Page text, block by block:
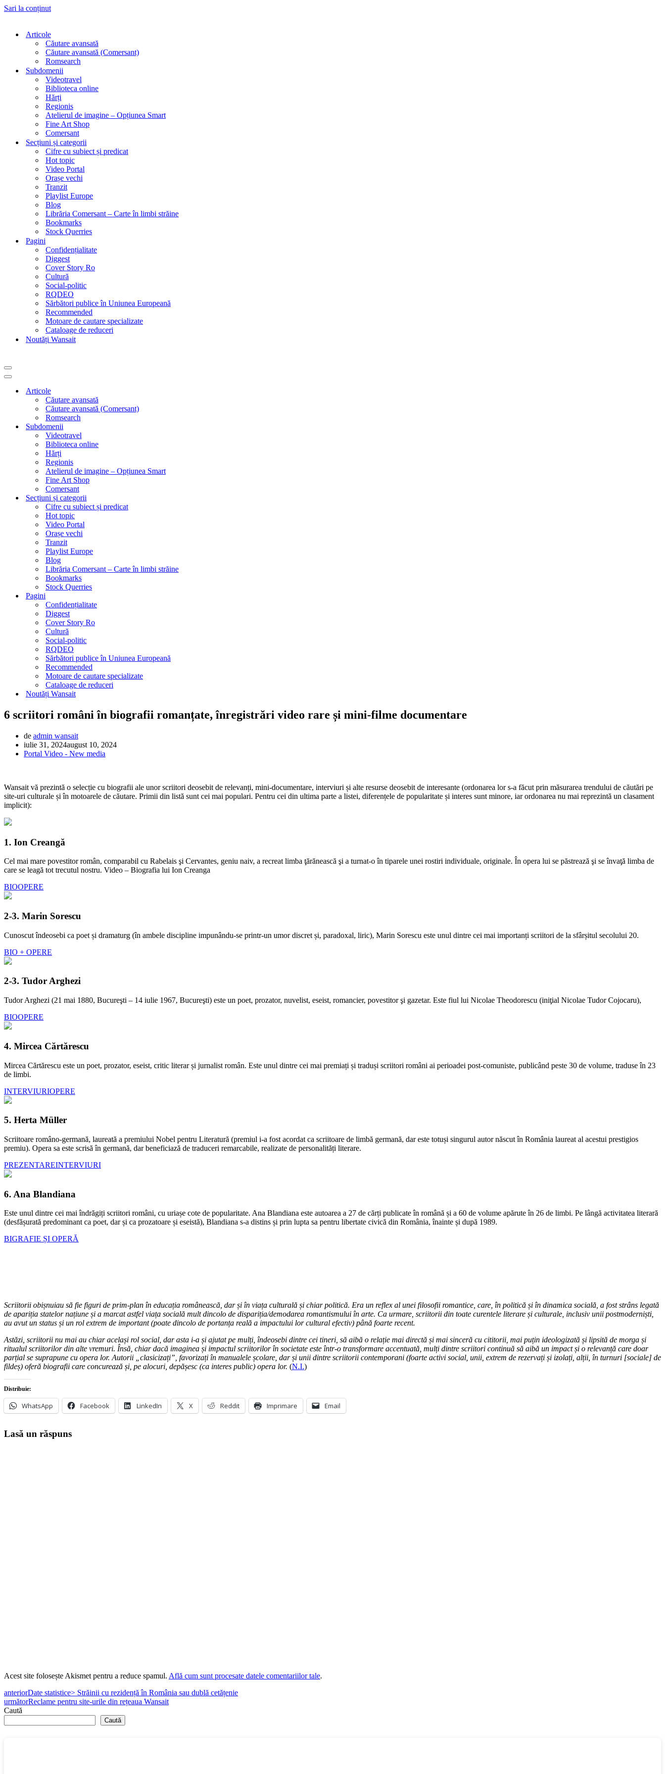
Sari la conținut
Articole
Căutare avansată
Căutare avansată (Comersant)
Romsearch
Subdomenii
Videotravel
Biblioteca online
Hărți
Regionis
Atelierul de imagine – Opțiunea Smart
Fine Art Shop
Comersant
Secțiuni și categorii
Cifre cu subiect și predicat
Hot topic
Video Portal
Orașe vechi
Tranzit
Playlist Europe
Blog
Librăria Comersant – Carte în limbi străine
Bookmarks
Stock Querries
Pagini
Confidențialitate
Diggest
Cover Story Ro
Cultură
Social-politic
RQDEO
Sărbători publice în Uniunea Europeană
Recommended
Motoare de cautare specializate
Cataloage de reduceri
Noutăți Wansait
Meniu
de
Meniu
navigareArticole
Căutare avansată
Căutare avansată (Comersant)
Romsearch
Subdomenii
Videotravel
Biblioteca online
Hărți
Regionis
Atelierul de imagine – Opțiunea Smart
Fine Art Shop
Comersant
Secțiuni și categorii
Cifre cu subiect și predicat
Hot topic
Video Portal
Orașe vechi
Tranzit
Playlist Europe
Blog
Librăria Comersant – Carte în limbi străine
Bookmarks
Stock Querries
Pagini
Confidențialitate
Diggest
Cover Story Ro
Cultură
Social-politic
RQDEO
Sărbători publice în Uniunea Europeană
Recommended
Motoare de cautare specializate
Cataloage de reduceri
Noutăți Wansait
6 scriitori români în biografii romanțate, înregistrări video rare și mini-filme documentare
de admin wansait
iulie 31, 2024august 10, 2024
Portal Video - New media
Wansait vă prezintă o selecție cu biografii ale unor scriitori deosebit de relevanți, mini-documentare, interviuri și alte resurse deosebit de interesante (ordonarea lor s-a făcut prin măsurarea trendului de căutări pe
site-uri culturale și în motoarele de căutare. Primii din listă sunt cei mai populari. Pentru cei din ultima parte a listei, diferențele de popularitate și interes sunt minore, iar ordonarea nu mai reprezintă un clasament
implicit):
1. Ion Creangă
Cel mai mare povestitor român, comparabil cu Rabelais şi Cervantes, geniu naiv, a recreat limba ţărănească şi a turnat-o în tiparele unei rostiri individuale, originale. În opera lui se păstrează şi se învaţă limba de
care se leagă tot trecutul nostru. Video – Biografia lui Ion Creanga
BIOOPERE
2-3. Marin Sorescu
Cunoscut îndeosebi ca poet și dramaturg (în ambele discipline impunându-se printr-un umor discret și, paradoxal, liric), Marin Sorescu este unul dintre cei mai importanți scriitori de la sfârșitul secolului 20.
BIO + OPERE
2-3. Tudor Arghezi
Tudor Arghezi (21 mai 1880, Bucureşti – 14 iulie 1967, Bucureşti) este un poet, prozator, nuvelist, eseist, romancier, povestitor şi gazetar. Este fiul lui Nicolae Theodorescu (iniţial Nicolae Tudor Cojocaru),
BIOOPERE
4. Mircea Cărtărescu
Mircea Cărtărescu este un poet, prozator, eseist, critic literar și jurnalist român. Este unul dintre cei mai premiați și traduși scriitori români ai perioadei post-comuniste, publicând peste 30 de volume, traduse în 23
de limbi.
INTERVIURIOPERE
5. Herta Müller
Scriitoare româno-germană, laureată a premiului Nobel pentru Literatură (premiul i-a fost acordat ca scriitoare de limbă germană, dar este totuși singurul autor născut în România laureat al acestui prestigios
premiu). Opera sa este scrisă în germană, dar beneficiază de traduceri remarcabile, realizate de personalități literare.
PREZENTAREINTERVIURI
6. Ana Blandiana
Este unul dintre cei mai îndrăgiți scriitori români, cu uriașe cote de popularitate. Ana Blandiana este autoarea a 27 de cărți publicate în română și a 60 de volume apărute în 26 de limbi. Pe lângă activitatea literară
(desfășurată predominant ca poet, dar și ca prozatoare și eseistă), Blandiana s-a distins și prin lupta sa pentru libertate civică din România, înainte și după 1989.
BIGRAFIE ȘI OPERĂ
Scriitorii obișnuiau să fie figuri de prim-plan în educația românească, dar și în viața culturală și chiar politică. Era un reflex al unei filosofii romantice, care, în politică și în dinamica socială, a fost strâns legată
de apariția statelor națiune și a marcat astfel viața socială mult dincolo de dispariția/demodarea romantismului în arte. Ca urmare, scriitorii din toate curentele literare și culturale, inclusiv unii postmoderniști,
au avut un status și un rol extrem de important (poate dincolo de portanța reală a impactului lor cultural efectiv) până foarte recent.
Astăzi, scriitorii nu mai au chiar același rol social, dar asta i-a și ajutat pe mulți, îndeosebi dintre cei tineri, să aibă o relație mai directă și mai sinceră cu cititorii, mai puțin ideologizată și lipsită de morga și
ritualul scriitorilor din alte vremuri. Însă, chiar dacă imaginea și impactul scriitorilor în societate este într-o transformare accentuată, mulți dintre scriitori continuă să aibă un impact și o relevanță care doar
parțial se suprapune cu opera lor. Autorii „clasicizați”, favorizați în manualele școlare, dar și unii dintre scriitorii contemporani (foarte activi social, unii, extrem de rezervați și izolați, alții, în turnuri [sociale] de
fildeș) oferă biografii care concurează și, pe alocuri, depășesc (ca interes public) opera lor. (N.I.)
Distribuie:
WhatsApp Facebook LinkedIn X Reddit Imprimare Email
Lasă un răspuns
Acest site folosește Akismet pentru a reduce spamul. Află cum sunt procesate datele comentariilor tale.
anteriorDate statistice> Străinii cu rezidență în România sau dublă cetățenie
următorReclame pentru site-urile din rețeaua Wansait
Caută
Caută